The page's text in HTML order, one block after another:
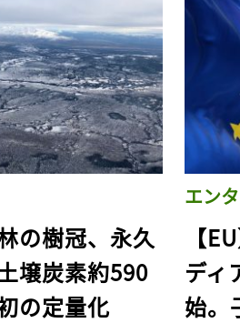
の樹冠、永久
壌炭素約590
の定量化
エン
【
ディ
始。